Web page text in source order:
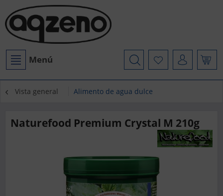
Menú
Vista general Alimento de agua dulce
Naturefood Premium Crystal M 210g